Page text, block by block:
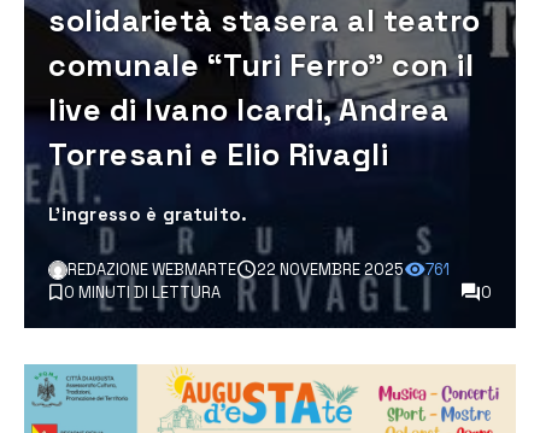
solidarietà stasera al teatro
comunale “Turi Ferro” con il
live di Ivano Icardi, Andrea
Torresani e Elio Rivagli
L’ingresso è gratuito.
REDAZIONE WEBMARTE 22 NOVEMBRE 2025
761
0 MINUTI DI LETTURA
0